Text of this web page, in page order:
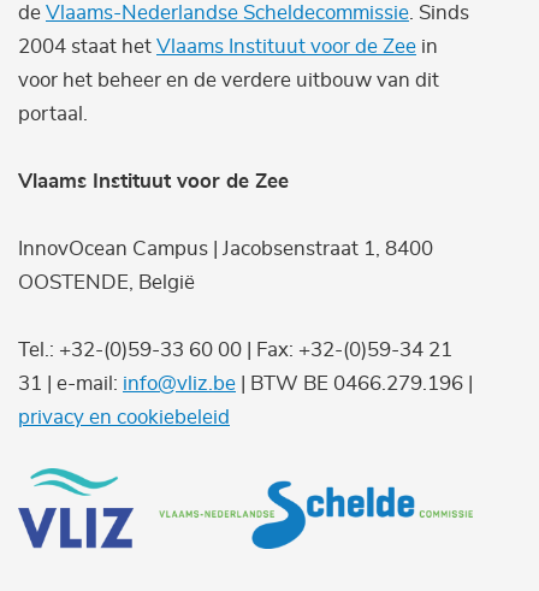
de Vlaams-Nederlandse Scheldecommissie . Sinds
2004 staat het Vlaams Instituut voor de Zee in
voor het beheer en de verdere uitbouw van dit
portaal.
Vlaams Instituut voor de Zee
InnovOcean Campus | Jacobsenstraat 1, 8400
OOSTENDE, België
Tel.: +32-(0)59-33 60 00 | Fax: +32-(0)59-34 21
31 | e-mail: info@vliz.be | BTW BE 0466.279.196 |
privacy en cookiebeleid